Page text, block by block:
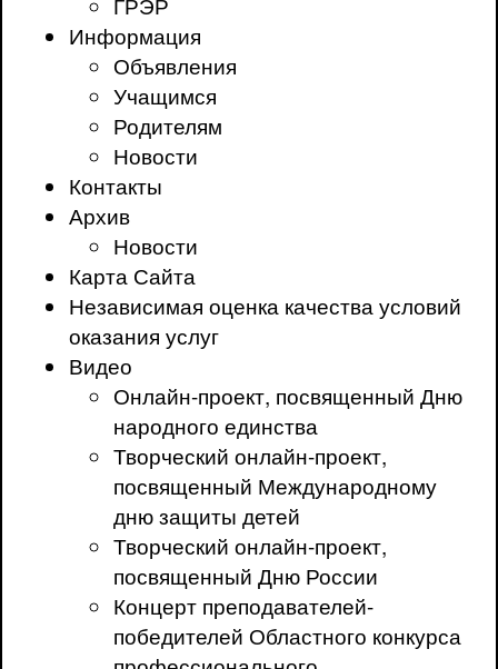
Информация
Объявления
Учащимся
Родителям
Новости
Контакты
Архив
Новости
Карта Сайта
Независимая оценка качества условий
оказания услуг
Видео
Онлайн-проект, посвященный Дню
народного единства
Творческий онлайн-проект,
посвященный Международному
дню защиты детей
Творческий онлайн-проект,
посвященный Дню России
Концерт преподавателей-
победителей Областного конкурса